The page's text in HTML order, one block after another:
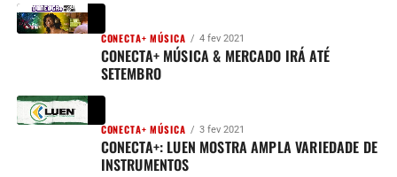
CONECTA+ MÚSICA 4 fev 2021
CONECTA+ MÚSICA & MERCADO IRÁ ATÉ
SETEMBRO
CONECTA+ MÚSICA 3 fev 2021
CONECTA+: LUEN MOSTRA AMPLA VARIEDADE DE
INSTRUMENTOS